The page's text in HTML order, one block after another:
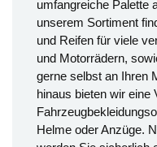
umfangreiche Palette
unserem Sortiment
und Reifen für viele
und Motorrädern,
gerne selbst an Ihren
hinaus bieten wir eine
Helme oder Anzüge.